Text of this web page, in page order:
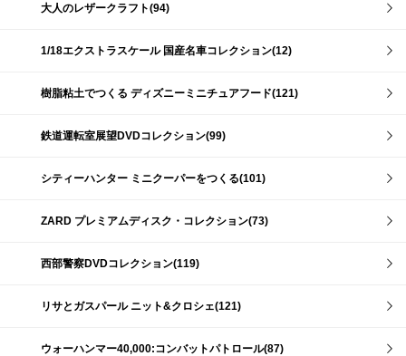
大人のレザークラフト(94)
1/18エクストラスケール 国産名車コレクション(12)
樹脂粘土でつくる ディズニーミニチュアフード(121)
鉄道運転室展望DVDコレクション(99)
シティーハンター ミニクーパーをつくる(101)
ZARD プレミアムディスク・コレクション(73)
西部警察DVDコレクション(119)
リサとガスパール ニット&クロシェ(121)
ウォーハンマー40,000:コンバットパトロール(87)